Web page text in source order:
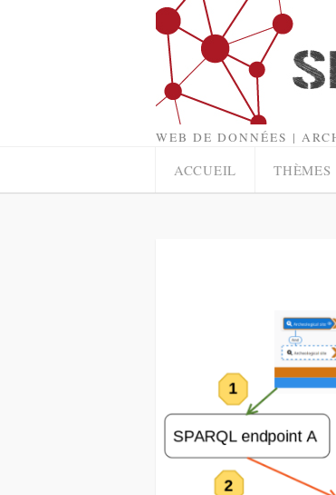
WEB DE DONNÉES |
ACCUEIL THÈMES